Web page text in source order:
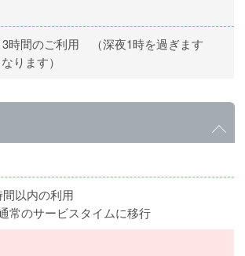
時間のご利用 （深夜1時を過ぎます
ります）
以内の利用
常のサービスタイムに移行